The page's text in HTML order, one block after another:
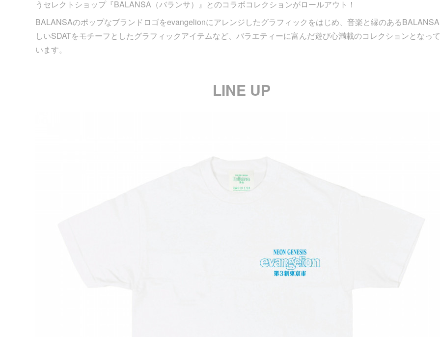
うセレクトショップ『BALANSA（バランサ）』とのコラボコレクションがロールアウト！
BALANSAのポップなブランドロゴをevangelionにアレンジしたグラフィックをはじめ、音楽と縁のある
しいSDATをモチーフとしたグラフィックアイテムなど、バラエティーに富んだ遊び心満載のコレクションとなって
います。
LINE UP